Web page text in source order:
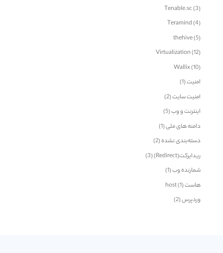
Tenable.sc(3)
Teramind(4)
thehive(5)
Virtualization(12)
Wallix(10)
امنیت(1)
امنیت سایت(2)
اینترنت و وب(5)
دامنه های ملی(1)
دسته‌بندی نشده(2)
ریدایرکت(Redirect)
(3)
شمارنده وب(1)
هاست host(1)
وردپرس(2)